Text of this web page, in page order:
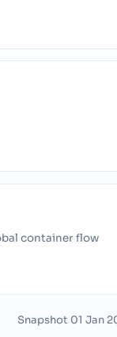
of America
Kusthamnen
container flow
Snapshot 01 Jan